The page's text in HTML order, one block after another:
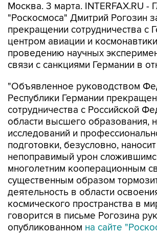
Москва. 3 марта. INTERFAX.RU -
"Роскосмоса" Дмитрий Рогозин
прекращении сотрудничества с
центром авиации и
проведению научных
связи с санкциями Германии в
"Объявленное руководством
Республики Германии
сотрудничества с Российской
области высшего образования,
исследований и
подготовки, безусловно, наносит
непоправимый урон
многолетним кооперационным
существенным образом
деятельность в области
космического пространства в
говорится в письме Рогозина
опубликованном на сайте